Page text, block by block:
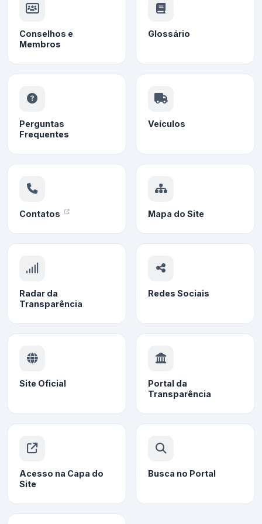
Conselhos e
Membros
Glossário
Perguntas
Frequentes
Veículos
Contatos Mapa do Site
Radar da
Transparência
Redes Sociais
Site Oficial
Portal da
Transparência
Acesso na Capa do
Site
Busca no Portal